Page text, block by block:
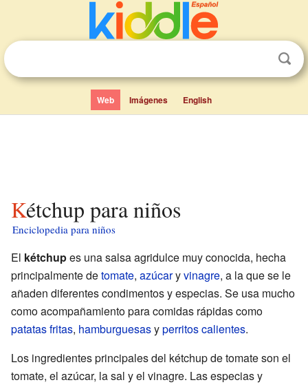
Web Imágenes English
Kétchup para niños
Enciclopedia para niños
El kétchupes una salsa agridulce muy conocida, hecha
principalmente detomate, azúcaryvinagre, a la que se le
añaden diferentes condimentos y especias. Se usa mucho
como acompañamiento para comidas rápidas como
patatas fritas, hamburguesasyperritos calientes.
Los ingredientes principales del kétchup de tomate son el
tomate, el azúcar, la sal y el vinagre. Las especias y